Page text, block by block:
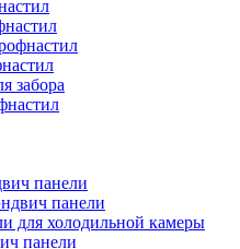
забора
панели
панели
для холодильной камеры
панели